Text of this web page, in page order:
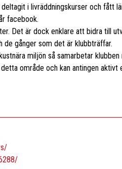
i livräddningskurser och fått
facebook.
Det är dock enklare att bidra till
de gånger som det är klubbträffar.
miljön så samarbetar
område och kan antingen